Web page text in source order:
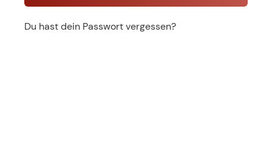
Du hast dein Passwort vergessen?